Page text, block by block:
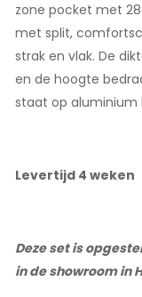
zone pocket met
met split,
strak en vlak. De
en de hoogte
staat op aluminium
Levertijd 4 weken
Deze set is
in de showroom in